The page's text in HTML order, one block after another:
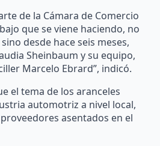
de la Cámara de Comercio
que se viene haciendo, no
desde hace seis meses,
Sheinbaum y su equipo,
Marcelo Ebrard”, indicó.
el tema de los aranceles
automotriz a nivel local,
asentados en el